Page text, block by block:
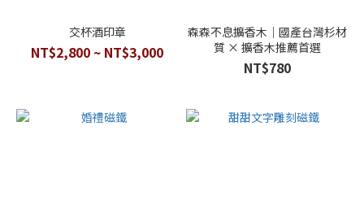
交杯酒印章
NT$2,800 ~ NT$3,000
森森不息擴香木｜國產台灣杉材
質 × 擴香木推薦首選
NT$780